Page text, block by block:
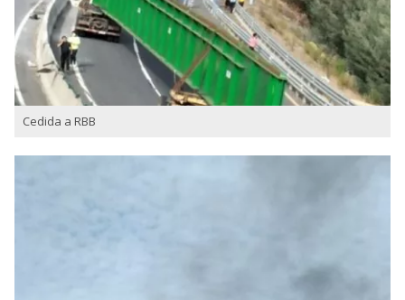
Cedida a RBB